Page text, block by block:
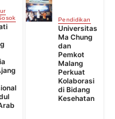
Pendidikan
Universitas
Ma Chung
dan
Pemkot
Malang
Perkuat
Kolaborasi
di Bidang
Kesehatan